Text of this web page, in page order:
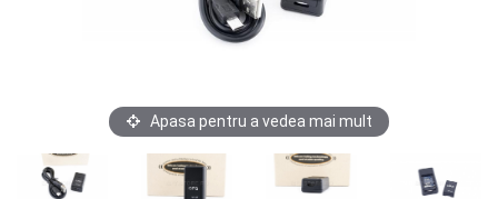
Apasa pentru a vedea mai mult